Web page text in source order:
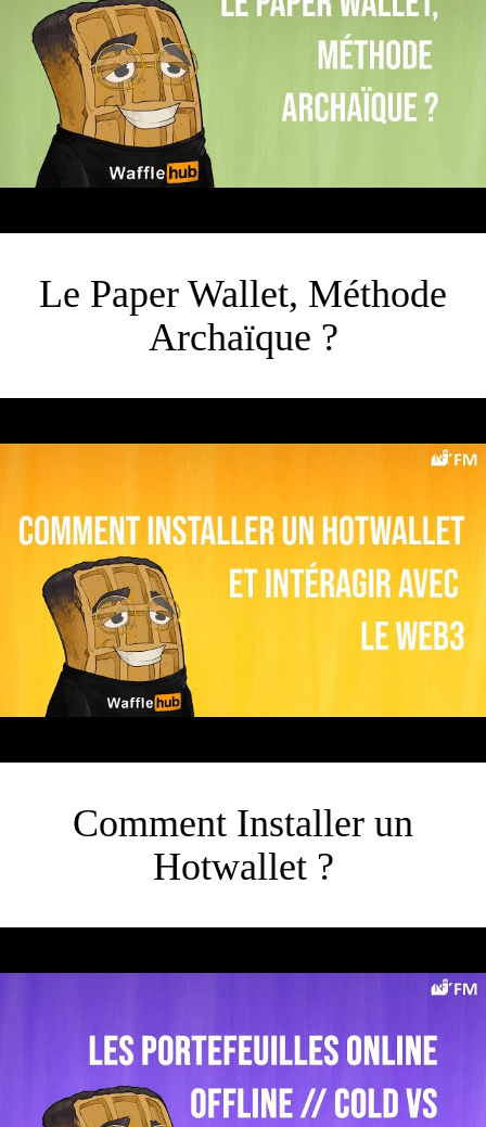
Le Paper Wallet, Méthode
Archaïque ?
Comment Installer un
Hotwallet ?